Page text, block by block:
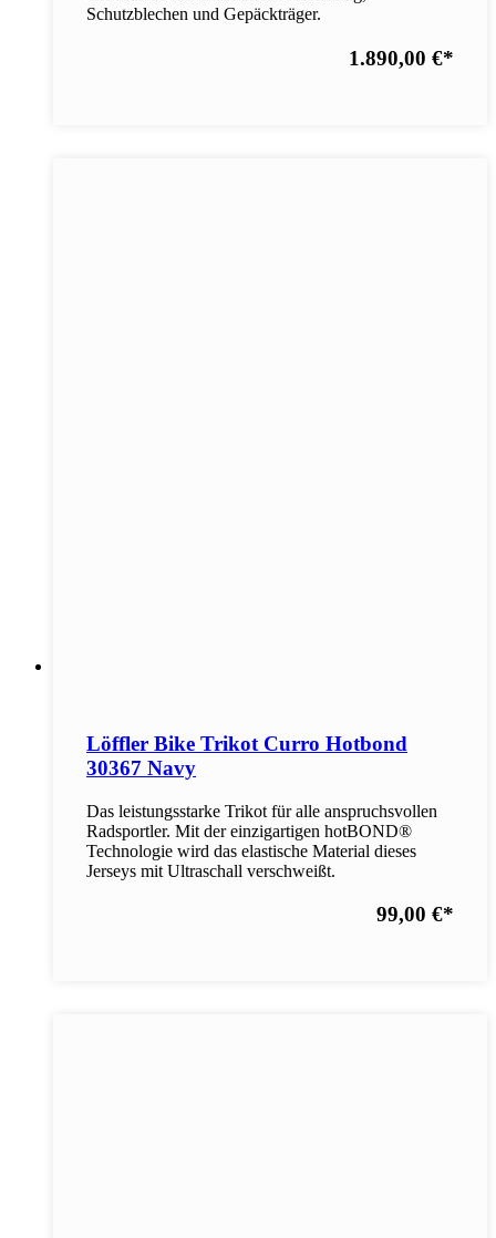
Schutzblechen und Gepäckträger.
1.890,00 €*
Löffler Bike Trikot Curro Hotbond
30367 Navy
Das leistungsstarke Trikot für alle anspruchsvollen
Radsportler. Mit der einzigartigen hotBOND®
Technologie wird das elastische Material dieses
Jerseys mit Ultraschall verschweißt.
99,00 €*